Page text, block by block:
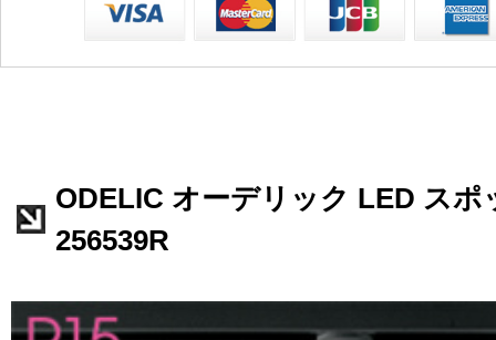
ODELIC オーデリック LED スポ
256539R